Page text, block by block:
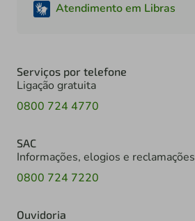
Atendimento em Libras
Serviços por telefone
Ligação gratuita
0800 724 4770
SAC
Informações, elogios e reclamações
0800 724 7220
Ouvidoria